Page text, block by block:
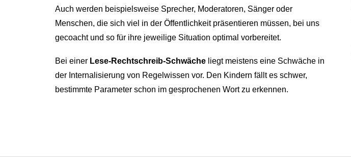
Auch werden beispielsweise Sprecher, Moderatoren, Sänger oder
Menschen, die sich viel in der Öffentlichkeit präsentieren müssen, bei uns
gecoacht und so für ihre jeweilige Situation optimal vorbereitet.
Bei einer Lese-Rechtschreib-Schwäche liegt meistens eine Schwäche in
der Internalisierung von Regelwissen vor. Den Kindern fällt es schwer,
bestimmte Parameter schon im gesprochenen Wort zu erkennen.